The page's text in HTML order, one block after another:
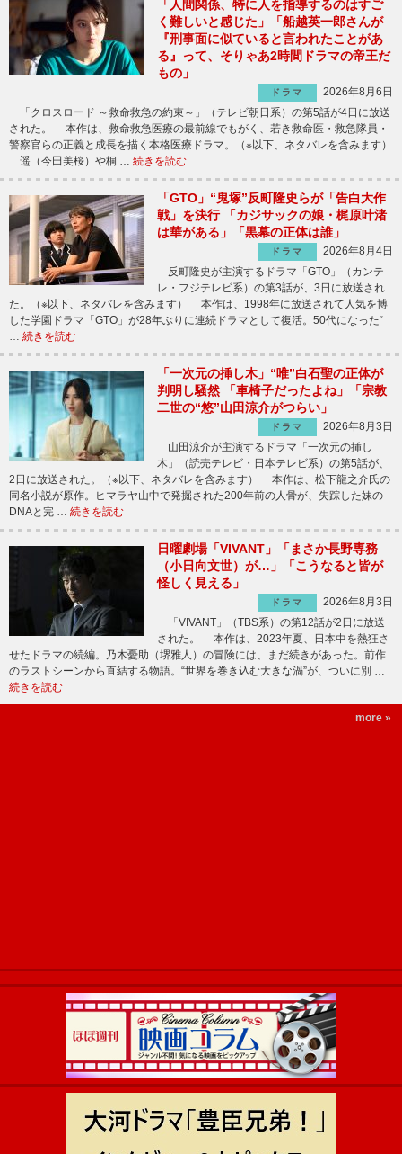
「人間関係、特に人を指導するのはすご
く難しいと感じた」「船越英一郎さんが
『刑事面に似ていると言われたことがあ
る』って、そりゃあ2時間ドラマの帝王だ
もの」
ドラマ
2026年8月6日
「クロスロード ～救命救急の約束～」（テレビ朝日系）の第5話が4日に放送
された。 本作は、救命救急医療の最前線でもがく、若き救命医・救急隊員・
警察官らの正義と成長を描く本格医療ドラマ。（※以下、ネタバレを含みます）
遥（今田美桜）や桐 … 続きを読む
「GTO」“鬼塚”反町隆史らが「告白大作
戦」を決行 「カジサックの娘・梶原叶渚
は華がある」「黒幕の正体は誰」
ドラマ
2026年8月4日
反町隆史が主演するドラマ「GTO」（カンテ
レ・フジテレビ系）の第3話が、3日に放送され
た。（※以下、ネタバレを含みます） 本作は、1998年に放送されて人気を博
した学園ドラマ「GTO」が28年ぶりに連続ドラマとして復活。50代になった“
続きを読む
「一次元の挿し木」“唯”白石聖の正体が
判明し騒然 「車椅子だったよね」「宗教
二世の“悠”山田涼介がつらい」
ドラマ
2026年8月3日
山田涼介が主演するドラマ「一次元の挿し
木」（読売テレビ・日本テレビ系）の第5話が、
2日に放送された。（※以下、ネタバレを含みます） 本作は、松下龍之介氏の
同名小説が原作。ヒマラヤ山中で発掘された200年前の人骨が、失踪した妹の
DNAと完 … 続きを読む
日曜劇場「VIVANT」「まさか長野専務
（小日向文世）が…」「こうなると皆が
怪しく見える」
ドラマ
2026年8月3日
「VIVANT」（TBS系）の第12話が2日に放送
された。 本作は、2023年夏、日本中を熱狂さ
せたドラマの続編。乃木憂助（堺雅人）の冒険には、まだ続きがあった。前作
のラストシーンから直結する物語。“世界を巻き込む大きな渦”が、ついに別 …
続きを読む
more »